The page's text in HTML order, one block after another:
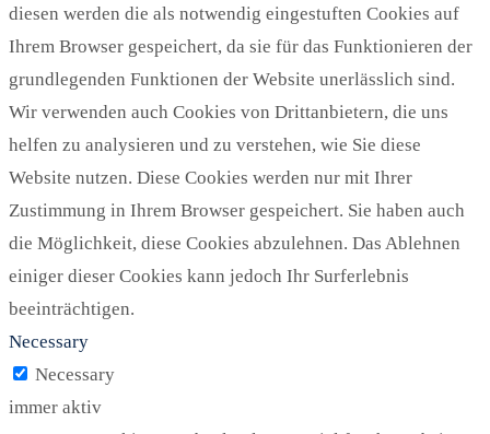
diesen werden die als notwendig eingestuften Cookies auf
Ihrem Browser gespeichert, da sie für das Funktionieren der
grundlegenden Funktionen der Website unerlässlich sind.
Wir verwenden auch Cookies von Drittanbietern, die uns
helfen zu analysieren und zu verstehen, wie Sie diese
Website nutzen. Diese Cookies werden nur mit Ihrer
Zustimmung in Ihrem Browser gespeichert. Sie haben auch
die Möglichkeit, diese Cookies abzulehnen. Das Ablehnen
einiger dieser Cookies kann jedoch Ihr Surferlebnis
beeinträchtigen.
Necessary
Necessary
immer aktiv